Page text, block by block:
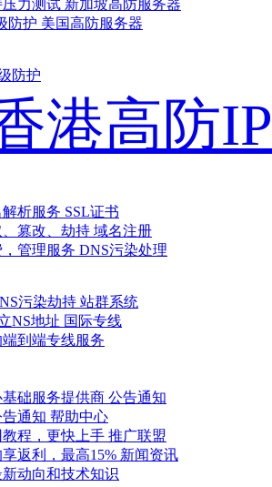
力测试 新加坡高防服务器
防护 美国高防服务器
防护
港高防IP
析服务 SSL证书
篡改、劫持 域名注册
管理服务 DNS污染处理
污染劫持 站群系统
NS地址 国际专线
到端专线服务
础服务提供商 公告通知
通知 帮助中心
程，更快上手 推广联盟
返利，最高15% 新闻资讯
动向和技术知识